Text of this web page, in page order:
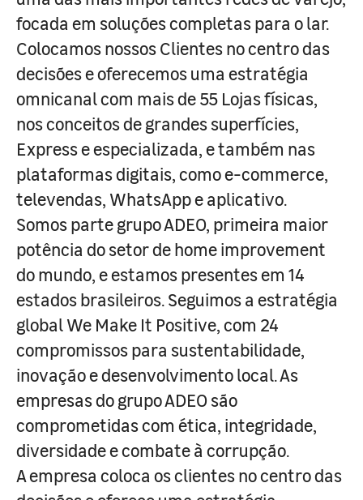
focada em soluções completas para o lar.
Colocamos nossos Clientes no centro das
decisões e oferecemos uma estratégia
omnicanal com mais de 55 Lojas físicas,
nos conceitos de grandes superfícies,
Express e especializada, e também nas
plataformas digitais, como e-commerce,
televendas, WhatsApp e aplicativo.
Somos parte grupo ADEO, primeira maior
potência do setor de home improvement
do mundo, e estamos presentes em 14
estados brasileiros. Seguimos a estratégia
global We Make It Positive, com 24
compromissos para sustentabilidade,
inovação e desenvolvimento local. As
empresas do grupo ADEO são
comprometidas com ética, integridade,
diversidade e combate à corrupção.
A empresa coloca os clientes no centro das